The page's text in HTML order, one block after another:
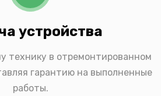
устройства
технику в отремонтированном
гарантию на выполненные
работы.